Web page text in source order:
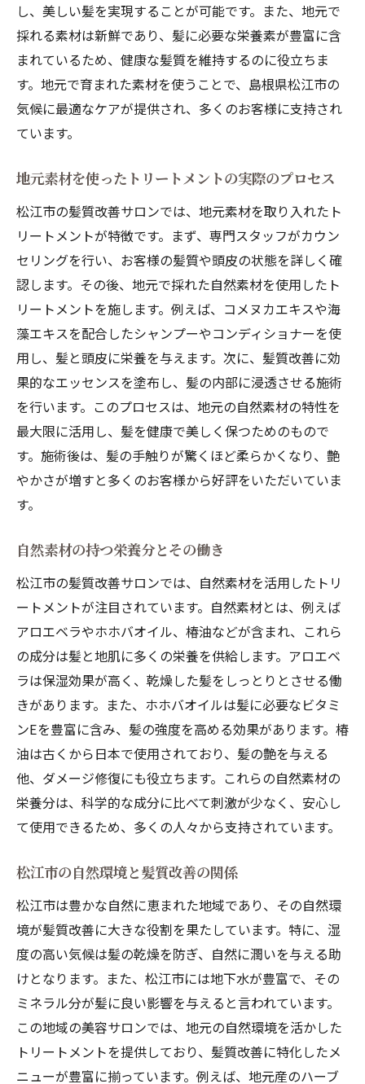
し、美しい髪を実現することが可能です。また、地元で
採れる素材は新鮮であり、髪に必要な栄養素が豊富に含
まれているため、健康な髪質を維持するのに役立ちま
す。地元で育まれた素材を使うことで、島根県松江市の
気候に最適なケアが提供され、多くのお客様に支持され
ています。
地元素材を使ったトリートメントの実際のプロセス
松江市の髪質改善サロンでは、地元素材を取り入れたト
リートメントが特徴です。まず、専門スタッフがカウン
セリングを行い、お客様の髪質や頭皮の状態を詳しく確
認します。その後、地元で採れた自然素材を使用したト
リートメントを施します。例えば、コメヌカエキスや海
藻エキスを配合したシャンプーやコンディショナーを使
用し、髪と頭皮に栄養を与えます。次に、髪質改善に効
果的なエッセンスを塗布し、髪の内部に浸透させる施術
を行います。このプロセスは、地元の自然素材の特性を
最大限に活用し、髪を健康で美しく保つためのもので
す。施術後は、髪の手触りが驚くほど柔らかくなり、艶
やかさが増すと多くのお客様から好評をいただいていま
す。
自然素材の持つ栄養分とその働き
松江市の髪質改善サロンでは、自然素材を活用したトリ
ートメントが注目されています。自然素材とは、例えば
アロエベラやホホバオイル、椿油などが含まれ、これら
の成分は髪と地肌に多くの栄養を供給します。アロエベ
ラは保湿効果が高く、乾燥した髪をしっとりとさせる働
きがあります。また、ホホバオイルは髪に必要なビタミ
ンEを豊富に含み、髪の強度を高める効果があります。椿
油は古くから日本で使用されており、髪の艶を与える
他、ダメージ修復にも役立ちます。これらの自然素材の
栄養分は、科学的な成分に比べて刺激が少なく、安心し
て使用できるため、多くの人々から支持されています。
松江市の自然環境と髪質改善の関係
松江市は豊かな自然に恵まれた地域であり、その自然環
境が髪質改善に大きな役割を果たしています。特に、湿
度の高い気候は髪の乾燥を防ぎ、自然に潤いを与える助
けとなります。また、松江市には地下水が豊富で、その
ミネラル分が髪に良い影響を与えると言われています。
この地域の美容サロンでは、地元の自然環境を活かした
トリートメントを提供しており、髪質改善に特化したメ
ニューが豊富に揃っています。例えば、地元産のハーブ